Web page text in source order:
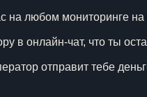
на любом мониторинге
в онлайн-чат, что ты
отправит тебе